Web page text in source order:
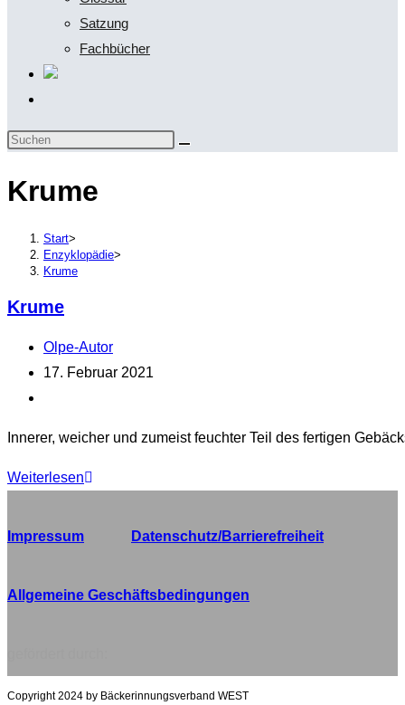
Satzung
Fachbücher
umschalten
Diese
durchsuchen
Krume
Start>
Enzyklopädie>
Krume
Krume
Beitrags-
Autor:
Olpe-Autor
Beitrag
17. Februar 2021
Innerer, weicher und zumeist feuchter Teil des fertigen
WeiterlesenKrume
Impressum Datenschutz/Barrierefreiheit
Allgemeine Geschäftsbedingungen
Copyright 2024 by Bäckerinnungsverband WEST